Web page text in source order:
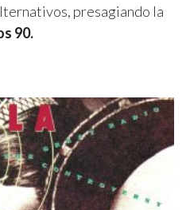
presagiando la
90.